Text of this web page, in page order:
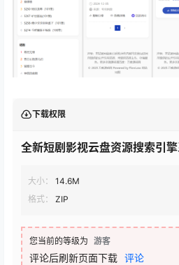
下载权限
全新短剧影视云盘资源搜索引
大小：
14.6M
格式：
ZIP
您当前的等级为 游客
评论后刷新页面下载 评论